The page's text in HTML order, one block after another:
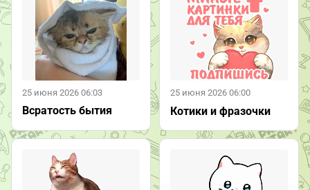
25 июня 2026 06:03
Всратость бытия
25 июня 2026 06:00
Котики и фразочки